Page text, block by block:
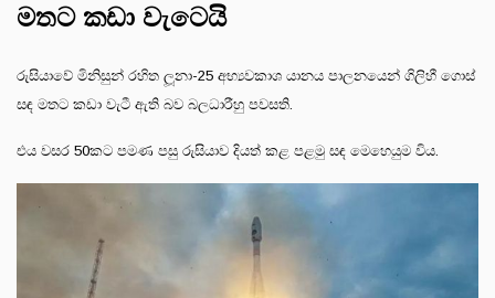
මතට කඩා වැටෙයි
රුසියාවේ මිනිසුන් රහිත ලූනා-25 අභ්‍යවකාශ යානය පාලනයෙන් ගිලිහී ගොස්
සඳ මතට කඩා වැටී ඇති බව බලධාරීහු පවසති.
එය වසර 50කට පමණ පසු රුසියාව දියත් කළ පළමු සඳ මෙහෙයුම විය.